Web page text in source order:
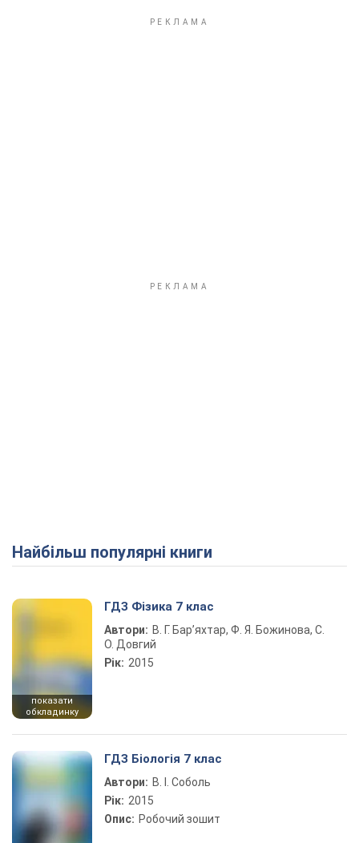
Найбільш популярні книги
показати
обкладинку
ГДЗ Фізика 7 клас
Автори: В. Г. Бар’яхтар, Ф. Я. Божинова, С.
О. Довгий
Рік: 2015
ГДЗ Біологія 7 клас
Автори: В. І. Соболь
Рік: 2015
Опис: Робочий зошит